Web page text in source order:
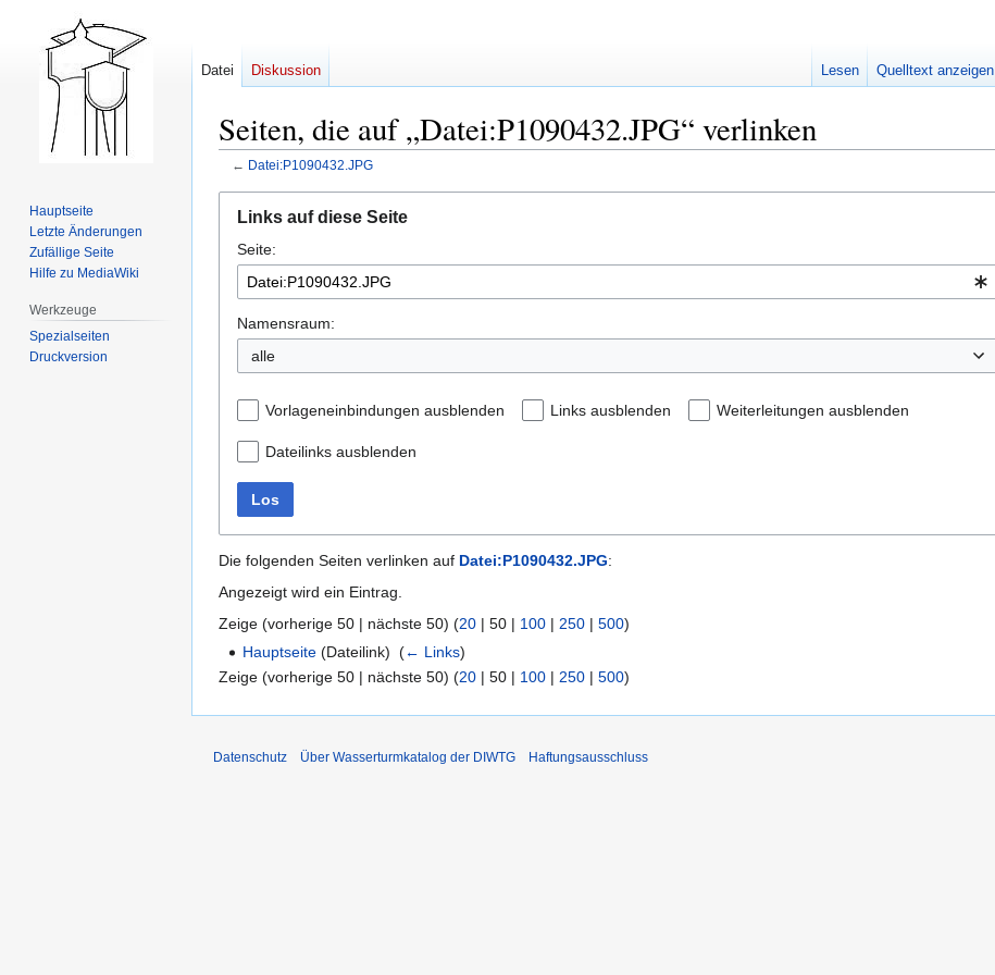
Seiten, die auf „Datei:P1090432.JPG“ verlinken
← Datei:P1090432.JPG
Navigation
springen
Suche
springen
Links auf diese Seite
Seite:
Namensraum:
alle
Vorlageneinbindungen ausblenden Links ausblenden Weiterleitungen ausblenden
Dateilinks ausblenden
Los
Die folgenden Seiten verlinken auf Datei:P1090432.JPG:
Angezeigt wird ein Eintrag.
Zeige (vorherige 50 | nächste 50) (20 | 50 | 100 | 250 | 500)
Hauptseite (Dateilink) ‎(← Links)
Zeige (vorherige 50 | nächste 50) (20 | 50 | 100 | 250 | 500)
Datei Diskussion Lesen Quelltext anzeigen
Hauptseite
Letzte Änderungen
Zufällige Seite
Hilfe zu MediaWiki
Werkzeuge
Spezialseiten
Druckversion
Datenschutz Über Wasserturmkatalog der DIWTG Haftungsausschluss